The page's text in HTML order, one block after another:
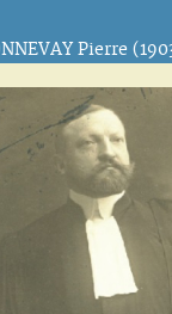
Pierre